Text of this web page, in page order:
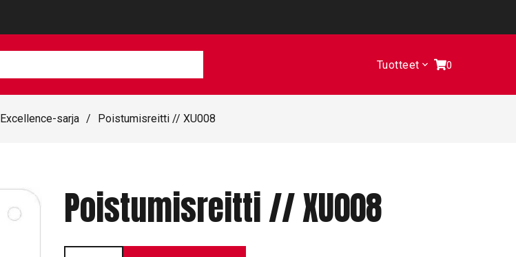
Tuotteet 0
Excellence-sarja / Poistumisreitti // XU008
Poistumisreitti // XU008
Poistumisreitti